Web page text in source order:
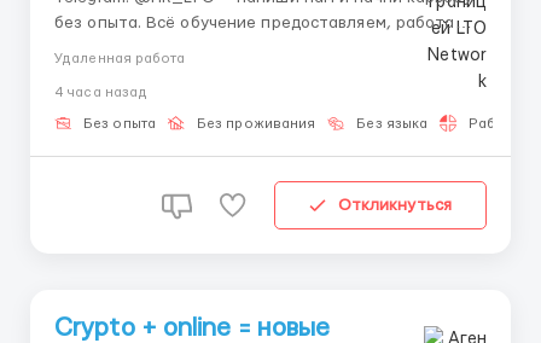
без опыта. Всё обучение предоставляем, работа
для бизнеса и госструктур. Мы автоматизируем
процессы и внедряем инновации. 🌐💰 Команда
Удаленная работа
4 часа назад
Без опыта Без проживания Без языка Работа
Откликнуться
Crypto + online = новые